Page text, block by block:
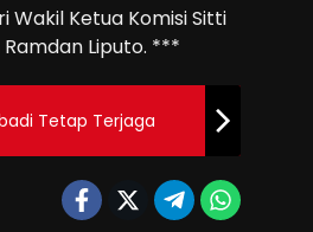
Wakil Ketua Komisi Sitti
Ramdan Liputo. ***
Tetap Terjaga